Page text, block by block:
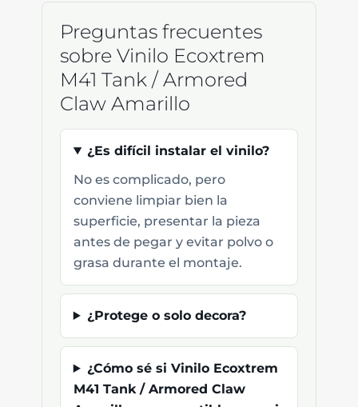
Preguntas frecuentes
sobre Vinilo Ecoxtrem
M41 Tank / Armored
Claw Amarillo
¿Es difícil instalar el vinilo?
No es complicado, pero
conviene limpiar bien la
superficie, presentar la pieza
antes de pegar y evitar polvo o
grasa durante el montaje.
¿Protege o solo decora?
¿Cómo sé si Vinilo Ecoxtrem
M41 Tank / Armored Claw